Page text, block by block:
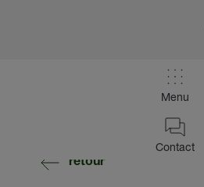
Menu
Contact
retour